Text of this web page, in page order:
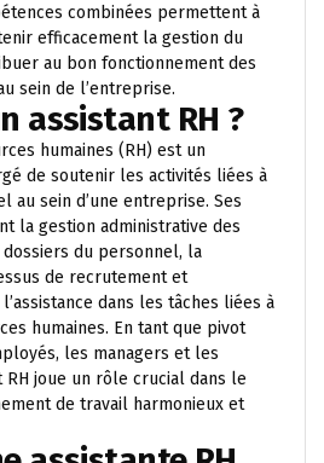
combinées permettent à
efficacement la gestion du
au bon fonctionnement des
sein de l’entreprise.
assistant RH ?
humaines (RH) est un
de soutenir les activités liées à
au sein d’une entreprise. Ses
la gestion administrative des
du personnel, la
de recrutement et
dans les tâches liées à
humaines. En tant que pivot
les managers et les
RH joue un rôle crucial dans le
de travail harmonieux et